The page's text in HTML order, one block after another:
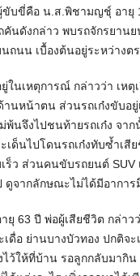
บขี่คือ น.ส.พิชามญชุ์ อายุ
คันดังกล่าว พบรถจักรยา
ถนน เบื้องต้นอยู่ระหว่างต
ในเหตุการณ์ กล่าวว่า เ
นหน้าตน ส่วนรถเก๋งขับอ
พ้นจึงไปชนท้ายรถเก๋ง จ
เด็นไปโดนรถเก๋งทับซ้ำเ
ร็ว ส่วนคนขับรถยนต์ SUV
ดูจากลักษณะไม่ได้มีอากา
ยุ 63 ปี พ่อผู้เสียชีวิต กล่า
ดื่อ ย่านบางบัวทอง ปกติจ
ว้ให้ที่บ้าน รอลูกกลับมากิ